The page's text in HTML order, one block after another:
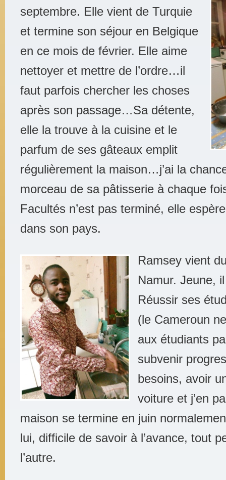
septembre. Elle vient de Turquie
et termine son séjour en Belgique
en ce mois de février. Elle aime
nettoyer et mettre de l’ordre…il
faut parfois chercher les choses
après son passage…Sa détente,
elle la trouve à la cuisine et le
parfum de ses gâteaux emplit
régulièrement la maison…j’ai la
morceau de sa pâtisserie à chaque
Facultés n’est pas terminé, elle
dans son pays.
Ramsey vient
Namur. Jeune,
Réussir ses
(le Cameroun
aux étudiants
subvenir
besoins, avoir
voiture et j’en
maison se termine en juin
lui, difficile de savoir à l’avance, tout
l’autre.